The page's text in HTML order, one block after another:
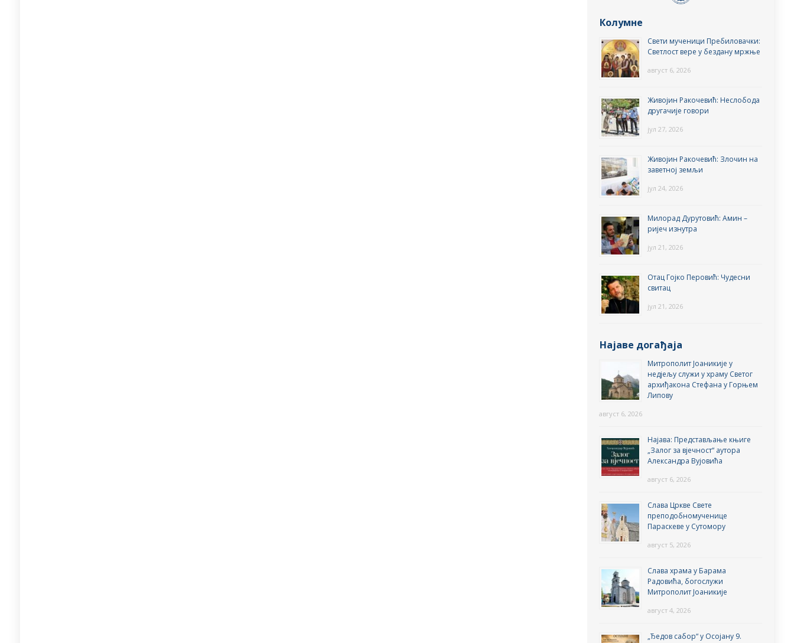
Колумне
Свети мученици Пребиловачки:
Светлост вере у бездану мржње
август 6, 2026
Живојин Ракочевић: Неслобода
другачије говори
јул 27, 2026
Живојин Ракочевић: Злочин на
заветној земљи
јул 24, 2026
Милорад Дурутовић: Амин –
ријеч изнутра
јул 21, 2026
Отац Гојко Перовић: Чудесни
свитац
јул 21, 2026
Најаве догађаја
Митрополит Јоаникије у
недјељу служи у храму Светог
архиђакона Стефана у Горњем
Липову
август 6, 2026
Најава: Представљање књиге
„Залог за вјечност“ аутора
Александра Вујовића
август 6, 2026
Слава Цркве Свете
преподобномученице
Параскеве у Сутомору
август 5, 2026
Слава храма у Барама
Радовића, богослужи
Митрополит Јоаникије
август 4, 2026
„Ђедов сабор“ у Осојану 9.